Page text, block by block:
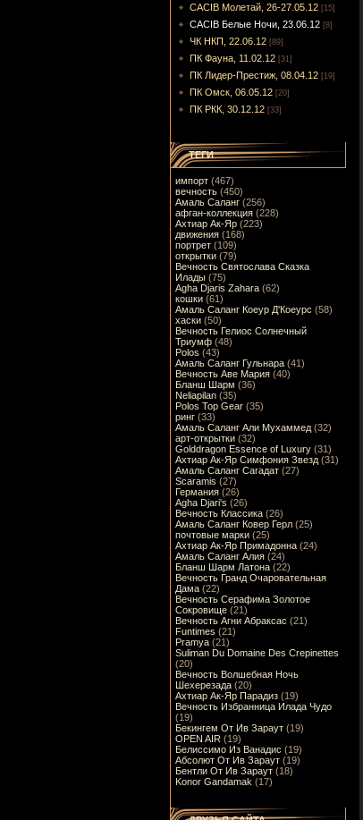
CACIB Молетай, 26-27.05.12 [15]
CACIB Белые Ночи, 23.06.12 [8]
ЧК НКП, 22.06.12 [89]
ПК Фауна, 11.02.12 [31]
ПК Лидер-Престиж, 08.04.12 [19]
ПК Омск, 06.05.12 [20]
ПК РКК, 30.12.12 [33]
ТЕГИ
импорт(467)
вечность(450)
Амаль Саланг(256)
афган-коллекция(228)
Ахтиар Ак-Яр(223)
движения(168)
портрет(109)
открытки(79)
Вечность Святослава Сказка
Илады(75)
Agha Djaris Zahara(62)
кошки(61)
Амаль Саланг Коеур Д'Коеурс (58)
хаски(50)
Вечность Гелиос Солнечный
Триумф(48)
Polos (43)
Амаль Саланг Гульнара(41)
Вечность Аве Мария(40)
Бланш Шарм (36)
Neliapilan(35)
Polos Top Gear(35)
ринг(33)
Амаль Саланг Али Мухаммед(32)
арт-открытки(32)
Golddragon Essence of Luxury(31)
Ахтиар Ак-Яр Симфония Звезд(31)
Амаль Саланг Сагадат(27)
Scaramis (27)
Германия(26)
Agha Djari's (26)
Вечность Классика(26)
Амаль Саланг Ковер Герл(25)
почтовые марки(25)
Ахтиар Ак-Яр Примадонна(24)
Амаль Саланг Алия(24)
Бланш Шарм Латона(22)
Вечность Гранд Очаровательная
Дама(22)
Вечность Серафима Золотое
Сокровище(21)
Вечность Агни Абраксас (21)
Funtimes (21)
Pramya(21)
Suliman Du Domaine Des Crepinettes
(20)
Вечность Волшебная Ночь
Шехерезада(20)
Ахтиар Ак-Яр Парадиз(19)
Вечность Избранница Илада Чудо
(19)
Бекингем От Ив Зараут(19)
OPEN AIR (19)
Белиссимо Из Ванадис (19)
Абсолют От Ив Зараут(19)
Бентли От Ив Зараут(18)
Konor Gandamak (17)